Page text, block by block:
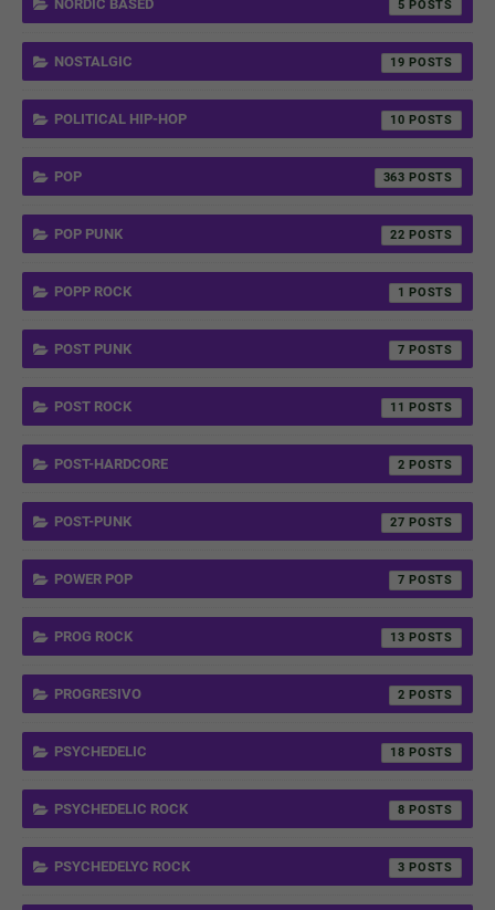
NORDIC BASED 5
NOSTALGIC 19
POLITICAL HIP-HOP 10
POP 363
POP PUNK 22
POPP ROCK 1
POST PUNK 7
POST ROCK 11
POST-HARDCORE 2
POST-PUNK 27
POWER POP 7
PROG ROCK 13
PROGRESIVO 2
PSYCHEDELIC 18
PSYCHEDELIC ROCK 8
PSYCHEDELYC ROCK 3